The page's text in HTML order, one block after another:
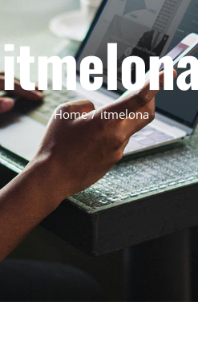
Home / itmelona